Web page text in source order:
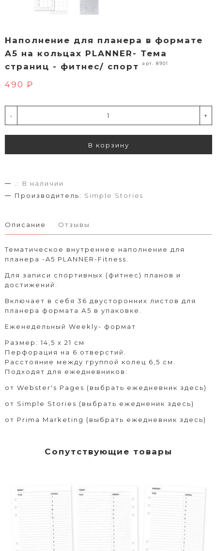
Наполнение для планера в формате
A5 на кольцах PLANNER- Тема
страниц - фитнес/ спорт
арт. 8901
490 ₽
- +
В корзину
.:
В наличии
Производитель: Simple Stories
Описание Отзывы
Тематическое внутреннее наполнение для
планера -A5 PLANNER-Fitness.
Для записи спортивных (фитнес) планов и
достижений.
Включает в себя 36 двусторонних листов для
планера формата А5 в упаковке.
Еженедельный Weekly- формат
Размер: 14,5 х 21 см
Перфорация на 6 отверстий.
Расстояние между группой колец 6,5 см.
Подходят для ежедневников:
от Webster's Pages (выбрать ежедневник здесь)
от Simple Stories (выбрать ежедненик здесь)
от Prima Marketing (выбрать ежедневник здесь)
Сопутствующие товары